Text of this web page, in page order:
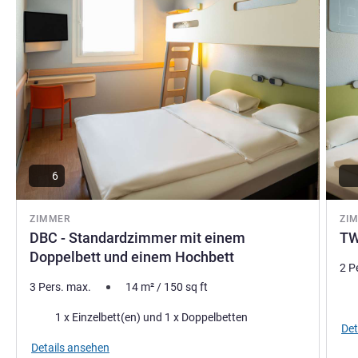
ZIMMER
DBC - Standardzimmer mit einem
Doppelbett und einem Hochbett
6
3 Pers. max. 14 m²/ 150 sq ft
Bettwäsche 1 x Einzelbett(en) und 1 x Doppelbetten
Details ansehen
2